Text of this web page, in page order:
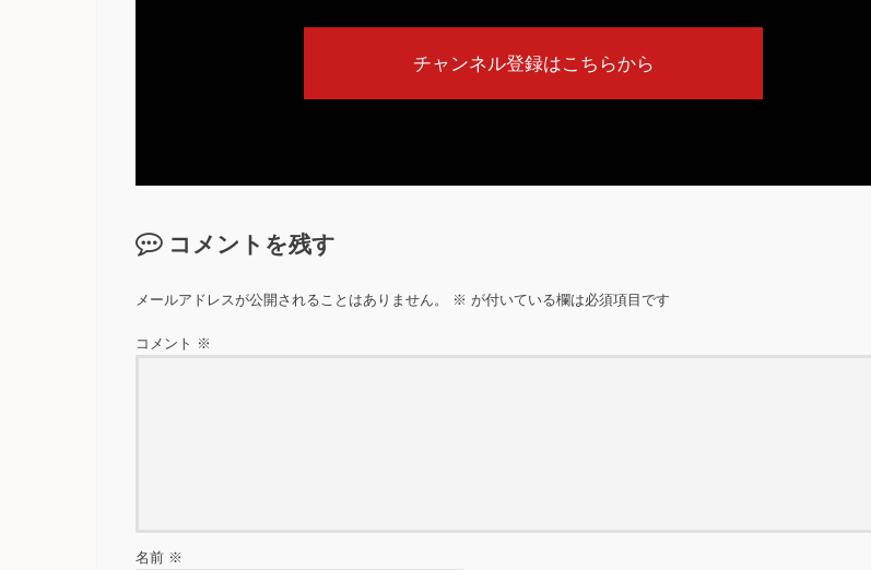
チャンネル登録はこちらから
コメントを残す
メールアドレスが公開されることはありません。 ※ が付いている欄は必須項目です
コメント ※
名前 ※